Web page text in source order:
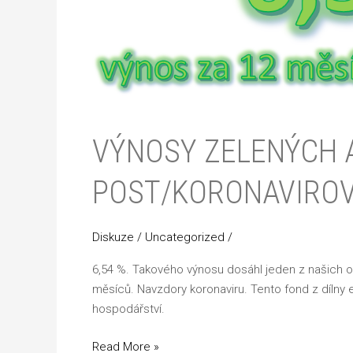
VÝNOSY ZELENÝCH
POST/
Diskuze / Uncategorized /
6,54 %. Takového výnosu dosáhl jeden z
měsíců. Navzdory koronaviru. Tento fond z
hospodářství.
Read More »